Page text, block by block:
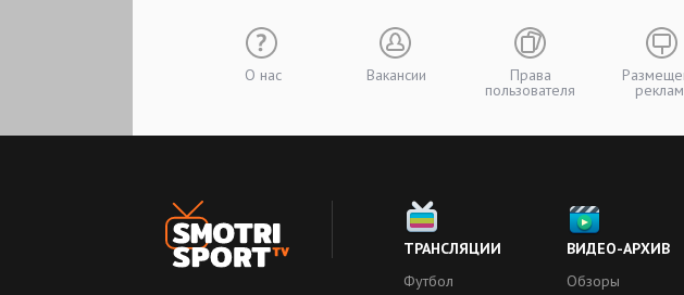
О нас Вакансии Права
пользователя
ТРАНСЛЯЦИИ
Футбол
ВИДЕО-АРХИВ
Обзоры